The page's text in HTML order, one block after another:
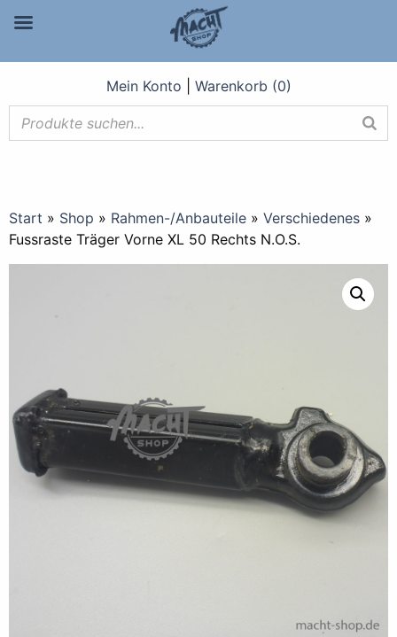
Mein Konto Warenkorb (0)
Start » Shop » Rahmen-/Anbauteile » Verschiedenes »
Fussraste Träger Vorne XL 50 Rechts N.O.S.